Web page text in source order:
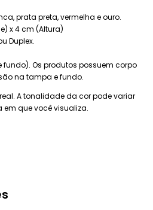
prata preta, vermelha e ouro.
x 4 cm (Altura)
Duplex.
Os produtos possuem corpo
na tampa e fundo.
A tonalidade da cor pode variar
em que você visualiza.